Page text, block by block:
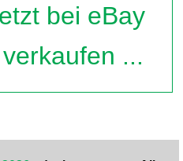
bei eBay
...